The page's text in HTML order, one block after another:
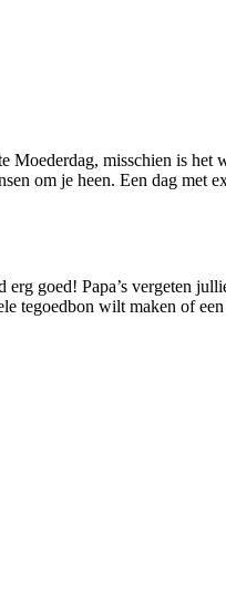
misschien is het
om je heen. Een dag met
goed! Papa’s vergeten
tegoedbon wilt maken of